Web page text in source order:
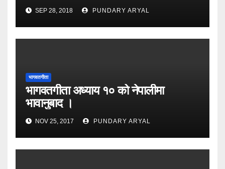
SEP 28, 2018 PUNDARY ARYAL
भागवतगीता
भागवतगीता अध्याय १० को नेपालीमा
भावानुबाद ।
NOV 25, 2017 PUNDARY ARYAL